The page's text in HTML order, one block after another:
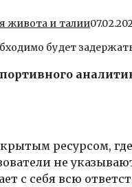
живота и талии
будет
ресурсом,
не
с себя всю